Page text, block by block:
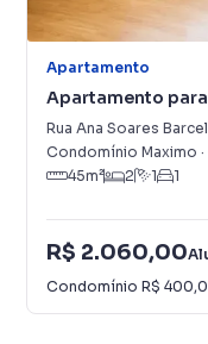
Apartamento
Apartamento
Rua Ana Soares
Condomínio Maximo ·
45m² 2 1 1
R$ 2.060,00
Condomínio R$